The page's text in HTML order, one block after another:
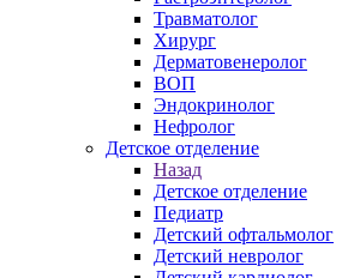
Травматолог
Хирург
Дерматовенеролог
ВОП
Эндокринолог
Нефролог
Детское отделение
Назад
Детское отделение
Педиатр
Детский офтальмолог
Детский невролог